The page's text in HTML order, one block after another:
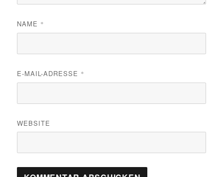
NAME *
E-MAIL-ADRESSE *
WEBSITE